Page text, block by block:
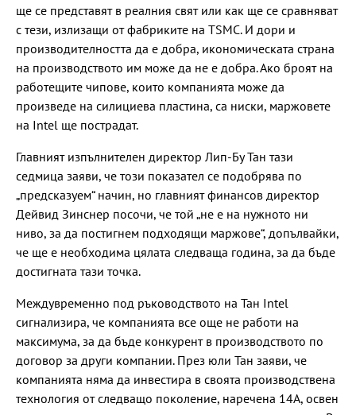
ще се представят в реалния свят или как ще се сравняват
с тези, излизащи от фабриките на TSMC. И дори и
производителността да е добра, икономическата страна
на производството им може да не е добра. Ако броят на
работещите чипове, които компанията може да
произведе на силициева пластина, са ниски, маржовете
на Intel ще пострадат.
Главният изпълнителен директор Лип-Бу Тан тази
седмица заяви, че този показател се подобрява по
„предсказуем“ начин, но главният финансов директор
Дейвид Зинснер посочи, че той „не е на нужното ни
ниво, за да постигнем подходящи маржове“, допълвайки,
че ще е необходима цялата следваща година, за да бъде
достигната тази точка.
Междувременно под ръководството на Тан Intel
сигнализира, че компанията все още не работи на
максимума, за да бъде конкурент в производството по
договор за други компании. През юли Тан заяви, че
компанията няма да инвестира в своята производствена
технология от следващо поколение, наречена 14A, освен